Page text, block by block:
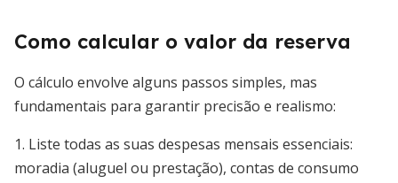
Como calcular o valor da reserva
O cálculo envolve alguns passos simples, mas
fundamentais para garantir precisão e realismo:
1. Liste todas as suas despesas mensais essenciais:
moradia (aluguel ou prestação), contas de consumo